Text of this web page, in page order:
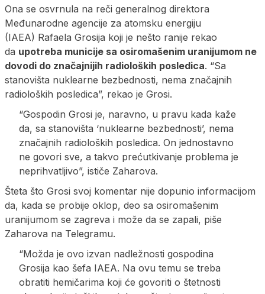
Ona se osvrnula na reči generalnog direktora
Međunarodne agencije za atomsku energiju
(IAEA) Rafaela Grosija koji je nešto ranije rekao
da upotreba municije sa osiromašenim uranijumom ne
dovodi do značajnijih radioloških posledica. “Sa
stanovišta nuklearne bezbednosti, nema značajnih
radioloških posledica”, rekao je Grosi.
“Gospodin Grosi je, naravno, u pravu kada kaže
da, sa stanovišta ‘nuklearne bezbednosti’, nema
značajnih radioloških posledica. On jednostavno
ne govori sve, a takvo prećutkivanje problema je
neprihvatljivo”, ističe Zaharova.
Šteta što Grosi svoj komentar nije dopunio informacijom
da, kada se probije oklop, deo sa osiromašenim
uranijumom se zagreva i može da se zapali, piše
Zaharova na Telegramu.
“Možda je ovo izvan nadležnosti gospodina
Grosija kao šefa IAEA. Na ovu temu se treba
obratiti hemičarima koji će govoriti o štetnosti